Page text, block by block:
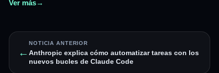
Ver más→
←
NOTICIA ANTERIOR
Anthropic explica cómo automatizar tareas con los
nuevos bucles de Claude Code